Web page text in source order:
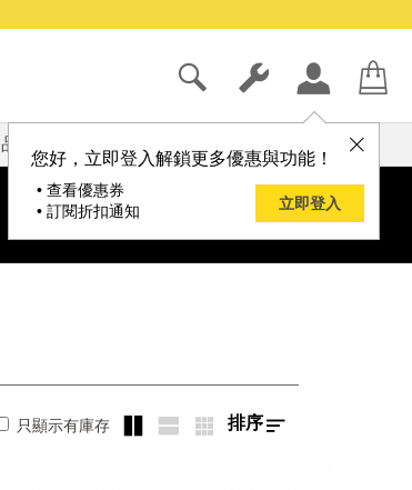
您好，立即登入解鎖更多優惠與功能！
• 查看優惠券
• 訂閱折扣通知
立即登入
品牌
只顯示有庫存 排序